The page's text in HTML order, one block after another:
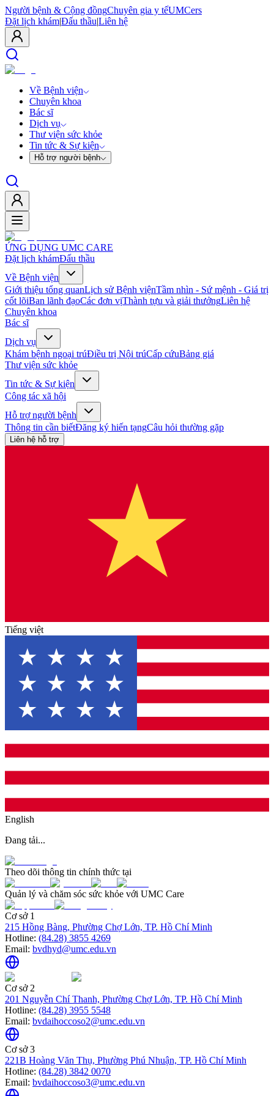
Người bệnh & Cộng đồngChuyên gia y tếUMCers
Đặt lịch khám|Đấu thầu|Liên hệ
Về Bệnh viện
Chuyên khoa
Bác sĩ
Dịch vụ
Thư viện sức khỏe
Tin tức & Sự kiện
Hỗ trợ người bệnh
ỨNG DỤNG UMC CARE
Đặt lịch khámĐấu thầu
Về Bệnh viện
Giới thiệu tổng quanLịch sử Bệnh việnTầm nhìn - Sứ mệnh - Giá trị
cốt lõiBan lãnh đạoCác đơn vịThành tựu và giải thưởngLiên hệ
Chuyên khoa
Bác sĩ
Dịch vụ
Khám bệnh ngoại trúĐiều trị Nội trúCấp cứuBảng giá
Thư viện sức khỏe
Tin tức & Sự kiện
Công tác xã hội
Hỗ trợ người bệnh
Thông tin cần biếtĐăng ký hiến tạngCâu hỏi thường gặp
Liên hệ hỗ trợ
Tiếng việt
English
Đang tải...
Theo dõi thông tin chính thức tại
Quản lý và chăm sóc sức khỏe với UMC Care
Cơ sở 1
215 Hồng Bàng, Phường Chợ Lớn, TP. Hồ Chí Minh
Hotline: (84.28) 3855 4269
Email: bvdhyd@umc.edu.vn
Cơ sở 2
201 Nguyễn Chí Thanh, Phường Chợ Lớn, TP. Hồ Chí Minh
Hotline: (84.28) 3955 5548
Email: bvdaihoccoso2@umc.edu.vn
Cơ sở 3
221B Hoàng Văn Thụ, Phường Phú Nhuận, TP. Hồ Chí Minh
Hotline: (84.28) 3842 0070
Email: bvdaihoccoso3@umc.edu.vn